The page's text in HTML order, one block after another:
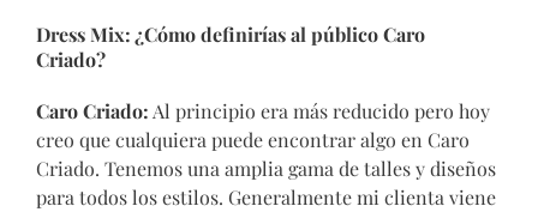
Dress Mix: ¿Cómo definirías al público Caro
Criado?
Caro Criado: Al principio era más reducido pero hoy
creo que cualquiera puede encontrar algo en Caro
Criado. Tenemos una amplia gama de talles y diseños
para todos los estilos. Generalmente mi clienta viene